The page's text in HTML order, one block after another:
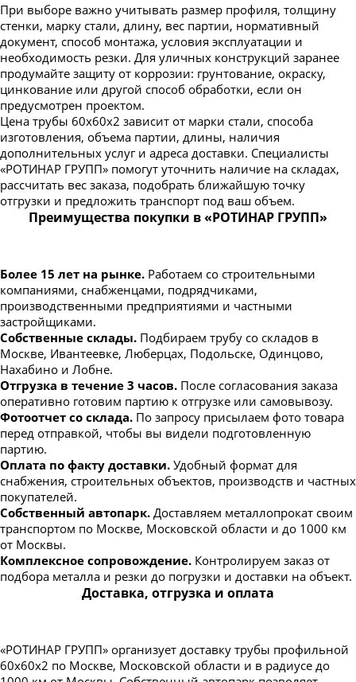
При выборе важно учитывать размер профиля, толщину
стенки, марку стали, длину, вес партии, нормативный
документ, способ монтажа, условия эксплуатации и
необходимость резки. Для уличных конструкций заранее
продумайте защиту от коррозии: грунтование, окраску,
цинкование или другой способ обработки, если он
предусмотрен проектом.
Цена трубы 60х60х2 зависит от марки стали, способа
изготовления, объема партии, длины, наличия
дополнительных услуг и адреса доставки. Специалисты
«РОТИНАР ГРУПП» помогут уточнить наличие на складах,
рассчитать вес заказа, подобрать ближайшую точку
отгрузки и предложить транспорт под ваш объем.
Преимущества покупки в «РОТИНАР ГРУПП»
Более 15 лет на рынке. Работаем со строительными
компаниями, снабженцами, подрядчиками,
производственными предприятиями и частными
застройщиками.
Собственные склады. Подбираем трубу со складов в
Москве, Ивантеевке, Люберцах, Подольске, Одинцово,
Нахабино и Лобне.
Отгрузка в течение 3 часов. После согласования заказа
оперативно готовим партию к отгрузке или самовывозу.
Фотоотчет со склада. По запросу присылаем фото товара
перед отправкой, чтобы вы видели подготовленную
партию.
Оплата по факту доставки. Удобный формат для
снабжения, строительных объектов, производств и частных
покупателей.
Собственный автопарк. Доставляем металлопрокат своим
транспортом по Москве, Московской области и до 1000 км
от Москвы.
Комплексное сопровождение. Контролируем заказ от
подбора металла и резки до погрузки и доставки на объект.
Доставка, отгрузка и оплата
«РОТИНАР ГРУПП» организует доставку трубы профильной
60х60х2 по Москве, Московской области и в радиусе до